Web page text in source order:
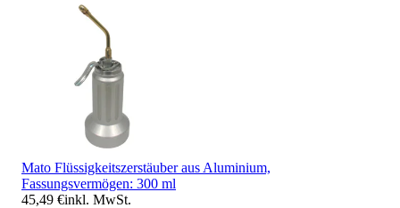
Mato Flüssigkeitszerstäuber aus Aluminium,
Fassungsvermögen: 300 ml
45,49 €inkl. MwSt.